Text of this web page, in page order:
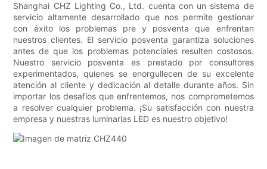
Shanghai CHZ Lighting Co., Ltd. cuenta con un sistema de
servicio altamente desarrollado que nos permite gestionar
con éxito los problemas pre y posventa que enfrentan
nuestros clientes. El servicio posventa garantiza soluciones
antes de que los problemas potenciales resulten costosos.
Nuestro servicio posventa es prestado por consultores
experimentados, quienes se enorgullecen de su excelente
atención al cliente y dedicación al detalle durante años. Sin
importar los desafíos que enfrentemos, nos comprometemos
a resolver cualquier problema. ¡Su satisfacción con nuestra
empresa y nuestras luminarias LED es nuestro objetivo!